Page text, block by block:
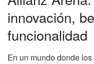
innovación,
funcionalidad
En un mundo donde